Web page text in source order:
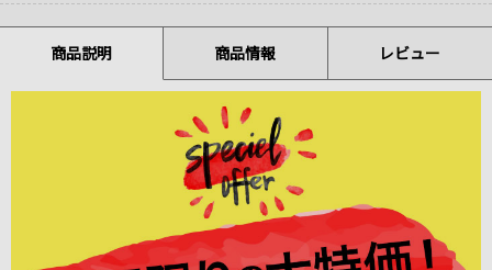
商品説明 商品情報 レビュー